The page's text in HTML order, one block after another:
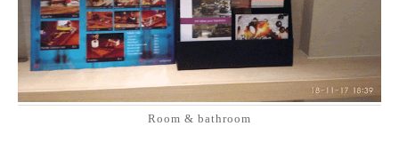
Room & bathroom